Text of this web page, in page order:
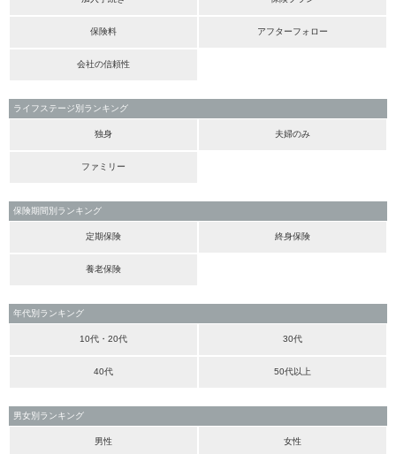
保険料 アフターフォロー
会社の信頼性
ライフステージ別ランキング
独身 夫婦のみ
ファミリー
保険期間別ランキング
定期保険 終身保険
養老保険
年代別ランキング
10代・20代 30代
40代 50代以上
男女別ランキング
男性 女性